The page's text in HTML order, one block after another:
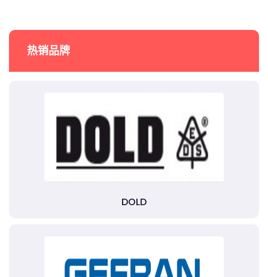
热销品牌
DOLD